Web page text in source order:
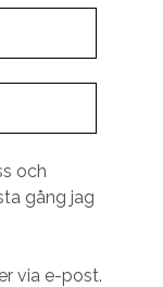
och
gång jag
via e-post.